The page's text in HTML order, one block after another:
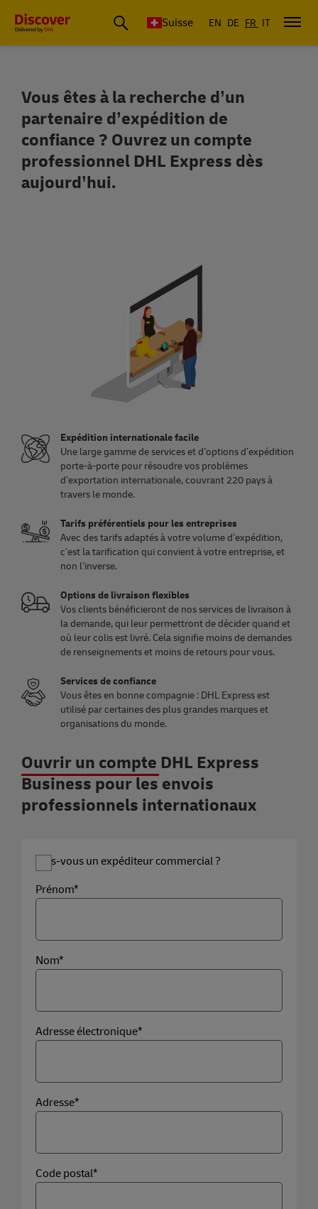
Suisse EN DE FR IT
Ouvrir un compte DHL Express
Vous êtes à la recherche d’un
partenaire d’expédition de
confiance ? Ouvrez un compte
professionnel DHL Express dès
aujourd’hui.
Expédition internationale facile
Une large gamme de services et d’options d’expédition
porte-à-porte pour résoudre vos problèmes
d’exportation internationale, couvrant 220 pays à
travers le monde.
Tarifs préférentiels pour les entreprises
Avec des tarifs adaptés à votre volume d’expédition,
c’est la tarification qui convient à votre entreprise, et
non l’inverse.
Options de livraison flexibles
Vos clients bénéficieront de nos services de livraison à
la demande, qui leur permettront de décider quand et
où leur colis est livré. Cela signifie moins de demandes
de renseignements et moins de retours pour vous.
Services de confiance
Vous êtes en bonne compagnie : DHL Express est
utilisé par certaines des plus grandes marques et
organisations du monde.
Ouvrir un compte DHL Express
Business pour les envois
professionnels internationaux
Êtes-vous un expéditeur commercial ?
Prénom*
Nom*
Adresse électronique*
Adresse*
Code postal*